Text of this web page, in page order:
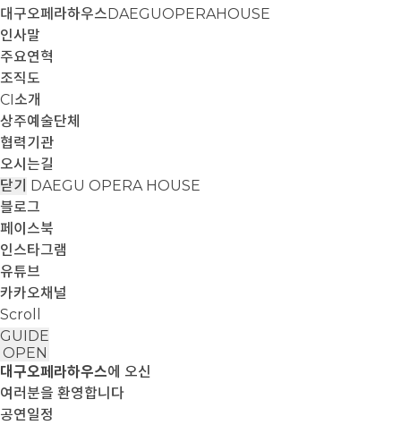
대구오페라하우스DAEGUOPERAHOUSE
인사말
주요연혁
조직도
CI소개
상주예술단체
협력기관
오시는길
닫기 DAEGU OPERA HOUSE
블로그
페이스북
인스타그램
유튜브
카카오채널
Scroll
GUIDE
OPEN
대구오페라하우스에 오신
여러분을 환영합니다
공연일정